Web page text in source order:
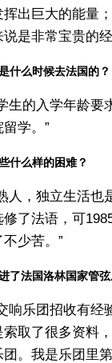
出巨大的能量
是非常宝贵的
么时候去法国的？
生的入学年龄要
学。”
么样的困难？
人，独立生活也
了法语，可
少苦。”
法国洛林国家管弦
响乐团招收有
取了很多资料
。我是乐团里